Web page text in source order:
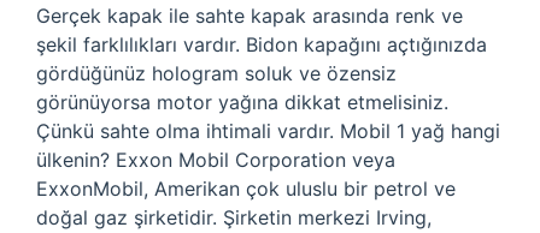
Gerçek kapak ile sahte kapak arasında renk ve
şekil farklılıkları vardır. Bidon kapağını açtığınızda
gördüğünüz hologram soluk ve özensiz
görünüyorsa motor yağına dikkat etmelisiniz.
Çünkü sahte olma ihtimali vardır. Mobil 1 yağ hangi
ülkenin? Exxon Mobil Corporation veya
ExxonMobil, Amerikan çok uluslu bir petrol ve
doğal gaz şirketidir. Şirketin merkezi Irving,